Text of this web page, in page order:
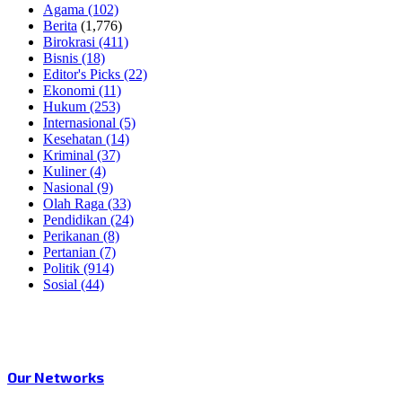
Agama (102)
Berita (1,776)
Birokrasi (411)
Bisnis (18)
Editor's Picks (22)
Ekonomi (11)
Hukum (253)
Internasional (5)
Kesehatan (14)
Kriminal (37)
Kuliner(4)
Nasional (9)
Olah Raga (33)
Pendidikan (24)
Perikanan (8)
Pertanian (7)
Politik (914)
Sosial (44)
Our Networks